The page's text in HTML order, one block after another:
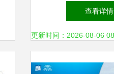
系列活动
查看详情
更新时间：2026-08-06